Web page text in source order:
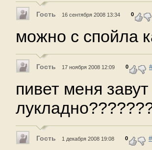
Гость 16 сентября 2008 13:34 0
можно с спойла
Гость 17 ноября 2008 12:09 0
пивет меня
Гость 1 декабря 2008 19:08 0 #